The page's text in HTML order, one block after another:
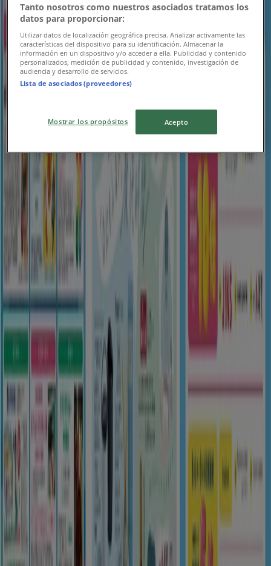
ゆめタウン
現在の掘り出し物とオファー
8/16 日まで有効目黒区
今すぐ私たちの取引で節約
8/10 日まで有効
目黒区
新規
ゆめタウン
すべてのお客様のための素晴らしいオファー
8/16 日まで有効
目黒区
新規
ゆめタウン
掘り出し物ハンターのための素晴らしいオフ
ァー
8/16 日まで有効 目黒区
Tanto nosotros como nuestros asociados tratamos los
datos para proporcionar:
Utilizar datos de localización geográfica precisa. Analizar activamente las
características del dispositivo para su identificación. Almacenar la
información en un dispositivo y/o acceder a ella. Publicidad y contenido
personalizados, medición de publicidad y contenido, investigación de
audiencia y desarrollo de servicios.
Lista de asociados (proveedores)
Mostrar los propósitos Acepto